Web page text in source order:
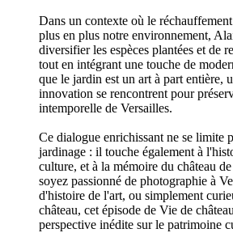
Dans un contexte où le
plus en plus notre environnement,
diversifier les espèces plantées et de
tout en intégrant une touche de
que le jardin est un art à part entière,
innovation se rencontrent pour
intemporelle de Versailles.
Ce dialogue enrichissant ne se limite
jardinage : il touche également à
culture, et à la mémoire du château
soyez passionné de photographie à
d'histoire de l'art, ou simplement
château, cet épisode de Vie de
perspective inédite sur le patrimoine